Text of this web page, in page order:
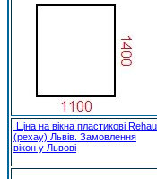
Ціна на вікна пластикові Rehau
(рехау) Львів. Замовлення
вікон у Львові